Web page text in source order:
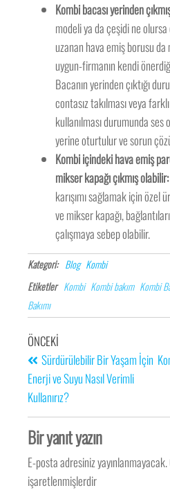
Kombi bacası yerinden
modeli ya da çeşidi ne olursa
uzanan hava emiş borusu
uygun-firmanın kendi
Bacanın yerinden çıktığı
contasız takılması veya
kullanılması durumunda
yerine oturtulur ve sorun
Kombi içindeki hava emiş
mikser kapağı çıkmış olabilir:
karışımı sağlamak için özel
ve mikser kapağı,
çalışmaya sebep olabilir.
Kategori: Blog Kombi
Etiketler Kombi Kombi bakım Kombi
Bakımı
ÖNCEKI
Sürdürülebilir Bir Yaşam İçin
Enerji ve Suyu Nasıl Verimli
Kullanırız?
Bir yanıt yazın
E-posta adresiniz yayınlanmayacak.
işaretlenmişlerdir